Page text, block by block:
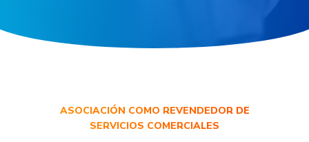
ASOCIACIÓN COMO REVENDEDOR DE
SERVICIOS COMERCIALES